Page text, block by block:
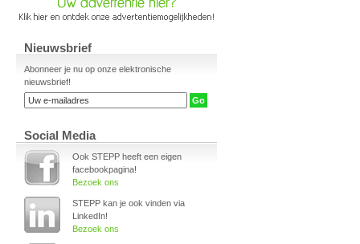
Nieuwsbrief
Abonneer je nu op onze elektronische
nieuwsbrief!
Social Media
Ook STEPP heeft een eigen
facebookpagina!
Bezoek ons
STEPP kan je ook vinden via
LinkedIn!
Bezoek ons